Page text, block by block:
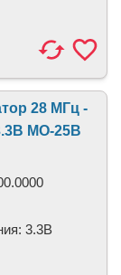
28 МГц -
MO-25B
3.3В